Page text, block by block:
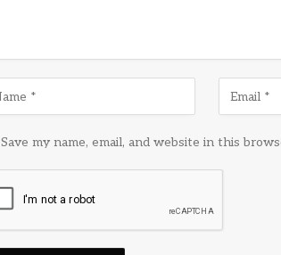
Save my name, email, and website in this